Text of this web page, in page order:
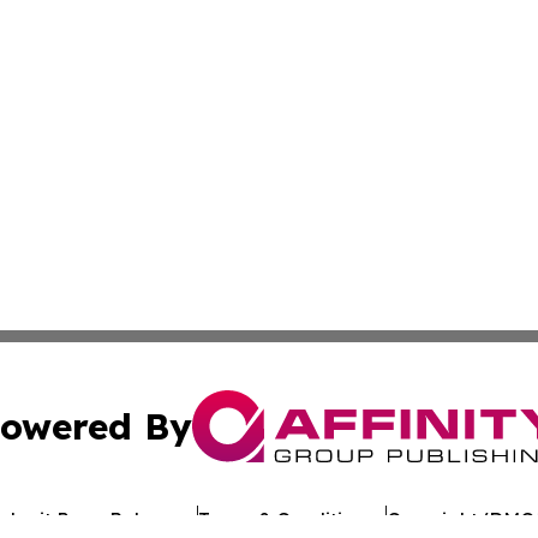
By
Press Release Terms & Conditions Copyright/